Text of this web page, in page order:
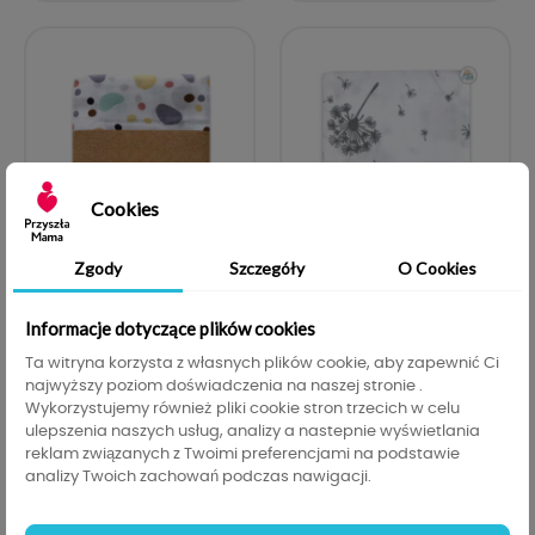
120X120CM
Cena
podstawowa
40,00 zł -2,00 zł Cena
38,00 zł
120X120CM
Cena
podstawowa
40,00 zł -2,00 zł Cena
38,00 zł
Cookies
Zgody Szczegóły O Cookies
Informacje dotyczące plików cookies
Ta witryna korzysta z własnych plików cookie, aby zapewnić Ci
najwyższy poziom doświadczenia na naszej stronie .
Wykorzystujemy również pliki cookie stron trzecich w celu
ulepszenia naszych usług, analizy a nastepnie wyświetlania
reklam związanych z Twoimi preferencjami na podstawie
analizy Twoich zachowań podczas nawigacji.